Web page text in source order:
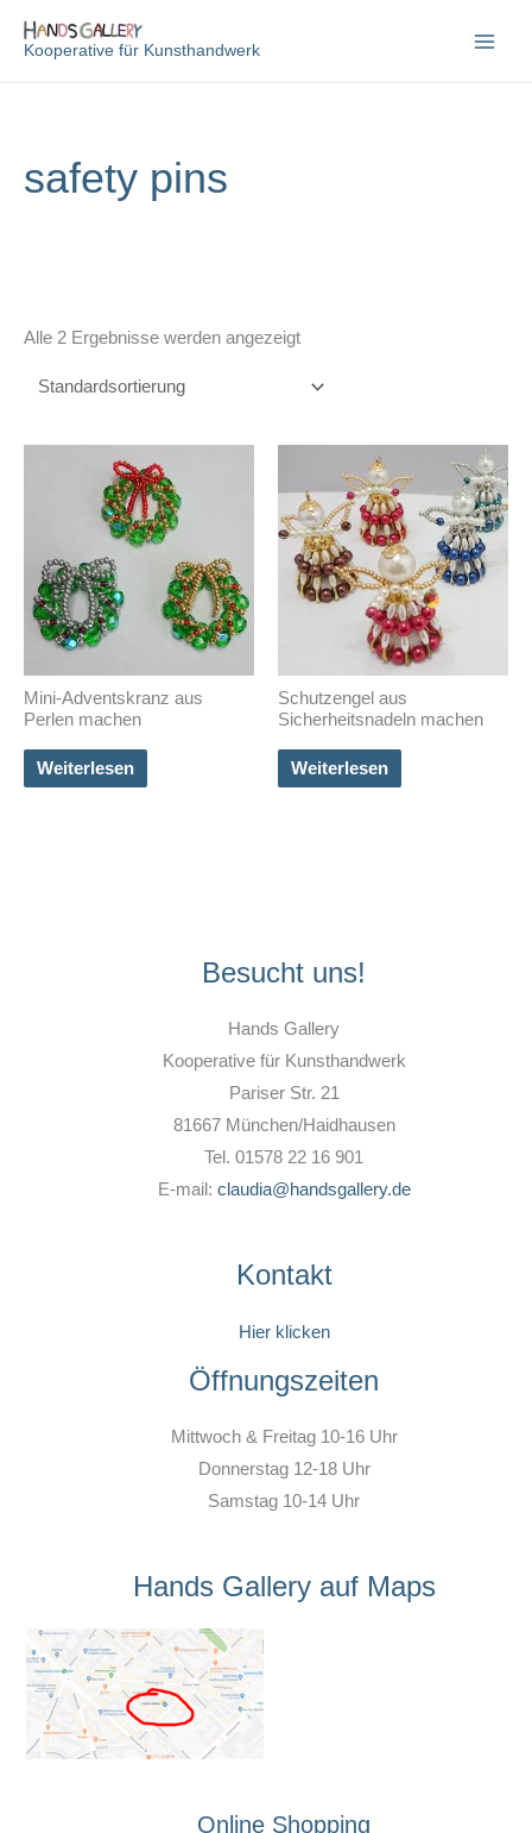
InhaltKooperative für Kunsthandwerk
safety pins
Alle 2 Ergebnisse werden angezeigt
Mini-Adventskranz aus
Perlen machen
Weiterlesen
Schutzengel aus
Sicherheitsnadeln machen
Weiterlesen
Besucht uns!
Hands Gallery
Kooperative für Kunsthandwerk
Pariser Str. 21
81667 München/Haidhausen
Tel. 01578 22 16 901
E-mail: claudia@handsgallery.de
Kontakt
Hier klicken
Öffnungszeiten
Mittwoch & Freitag 10-16 Uhr
Donnerstag 12-18 Uhr
Samstag 10-14 Uhr
Hands Gallery auf Maps
Online Shopping